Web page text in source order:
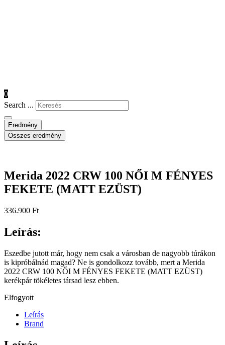
0
Search ...
Eredmény
Összes eredmény
Merida 2022 CRW 100 NŐI M FÉNYES
FEKETE (MATT EZÜST)
336.900 Ft
Leírás:
Eszedbe jutott már, hogy nem csak a városban de nagyobb túrákon
is kipróbálnád magad? Ne is gondolkozz tovább, mert a Merida
2022 CRW 100 NŐI M FÉNYES FEKETE (MATT EZÜST)
kerékpár tökéletes társad lesz ebben.
Elfogyott
Leírás
Brand